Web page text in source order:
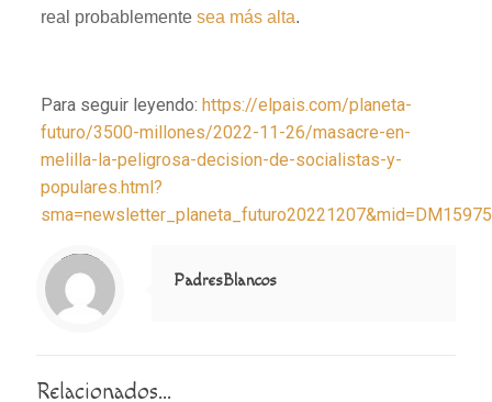
real probablemente sea más alta.
Para seguir leyendo: https://elpais.com/planeta-
futuro/3500-millones/2022-11-26/masacre-en-
melilla-la-peligrosa-decision-de-socialistas-y-
populares.html?
Notice
: Trying to access array offset on value of type null in
/home/misioner/public_html/padresblancos/themes/betheme/includes/content-single.php
on line
286
PadresBlancos
Relacionados...